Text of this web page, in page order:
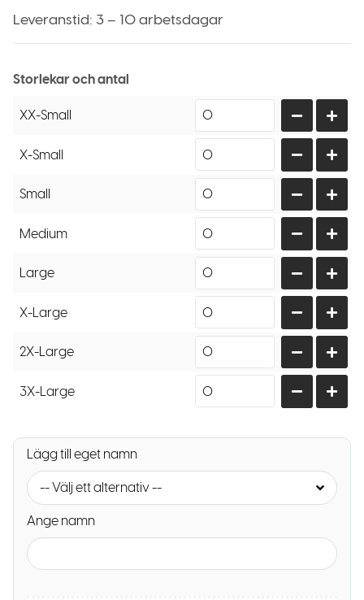
Leveranstid: 3 – 10 arbetsdagar
Storlekar och antal
XX-Small
X-Small
Small
Medium
Large
X-Large
2X-Large
3X-Large
Lägg till eget namn
-- Välj ett alternativ --
Ange namn